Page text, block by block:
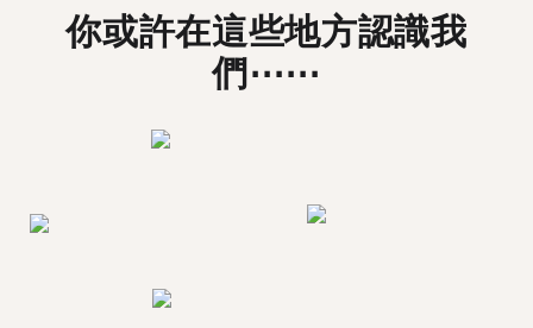
你或許在這些地方認識我
們⋯⋯